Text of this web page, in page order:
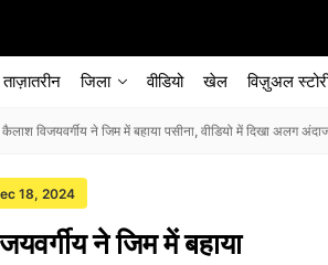
ताज़ातरीन जिला वीडियो खेल विज़ुअल
कैलाश विजयवर्गीय ने जिम में बहाया पसीना, वीडियो में दिखा अलग
18, 2024
ने जिम में बहाया